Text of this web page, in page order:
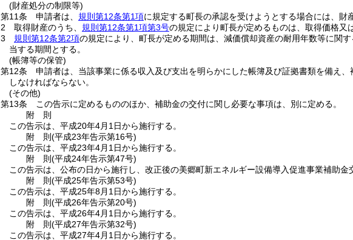
(財産処分の制限等)
第11条
申請者は、 規則第12条第1項に規定する町長の承認を受けようとする場合には、財
2
取得財産のうち、 規則第12条第1項第3号の規定により町長が定めるものは、取得価格又
3
規則第12条第2項の規定により、町長が定める期間は、減価償却資産の耐用年数等に関
当する期間とする。
(帳簿等の保管)
第12条
申請者は、当該事業に係る収入及び支出を明らかにした帳簿及び証拠書類を備え
しなければならない。
(その他)
第13条
この告示に定めるもののほか、補助金の交付に関し必要な事項は、別に定める。
附 則
この告示は、平成20年4月1日から施行する。
附 則(平成23年告示第16号)
この告示は、平成23年4月1日から施行する。
附 則(平成24年告示第47号)
この告示は、公布の日から施行し、改正後の美郷町新エネルギー設備導入促進事業補助
附 則(平成25年告示第53号)
この告示は、平成25年8月1日から施行する。
附 則(平成26年告示第20号)
この告示は、平成26年4月1日から施行する。
附 則(平成27年告示第32号)
この告示は、平成27年4月1日から施行する。